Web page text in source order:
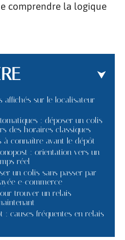
comprendre la logique
affichés sur le localisateur
: déposer un colis
des horaires classiques
à connaître avant le dépôt
: orientation vers un
réel
un colis sans passer par
e-commerce
trouver un relais
: causes fréquentes en relais